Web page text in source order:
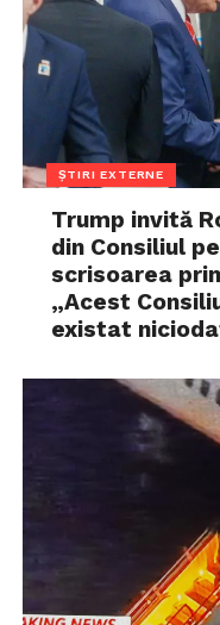
ȘTIRI EXTERNE
Trump invită
din Consiliul
scrisoarea
„Acest
existat